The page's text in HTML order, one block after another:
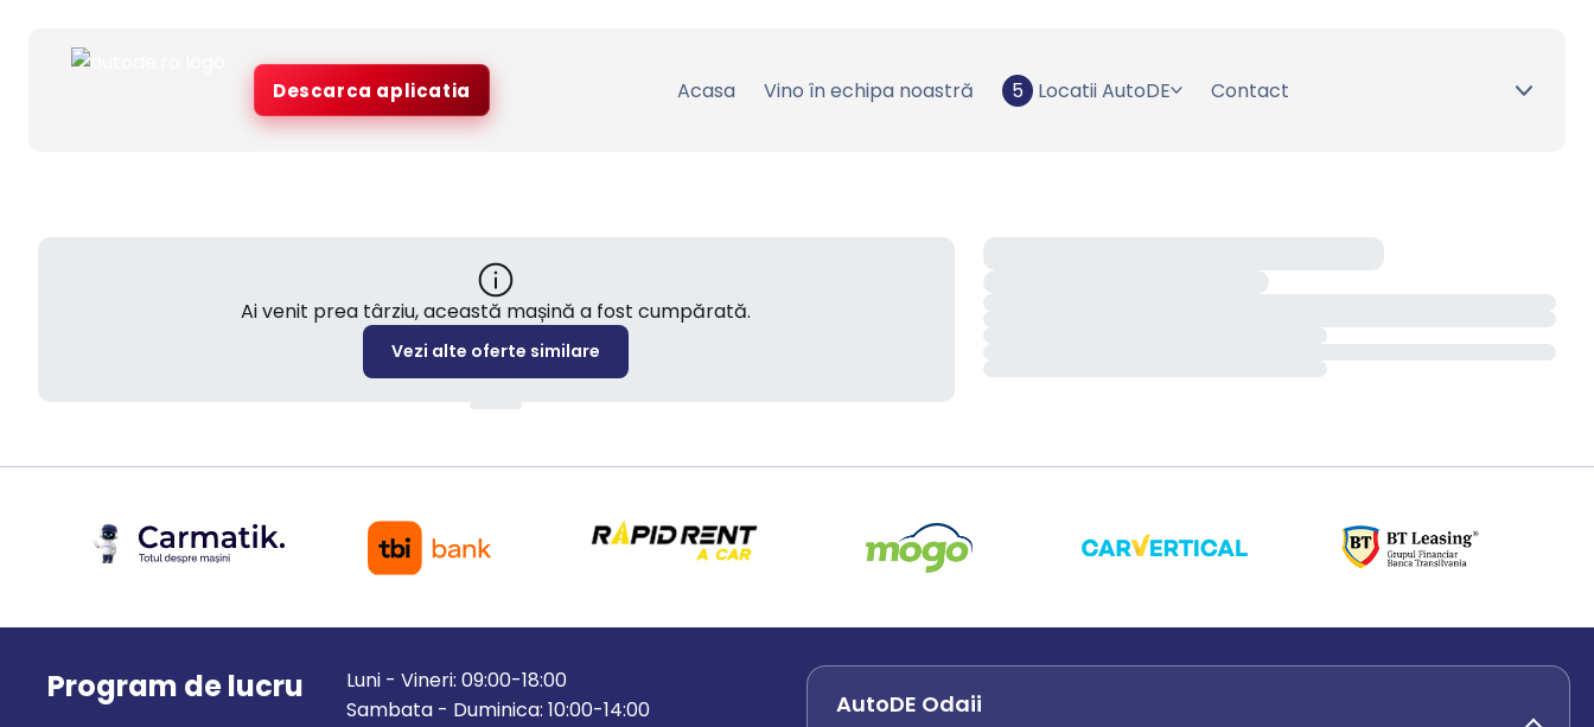
Descarca aplicatia Acasa Vino în echipa noastră 5 Locatii AutoDE Contact
Ai venit prea târziu, această mașină a fost cumpărată.
Vezi alte oferte similare
Program de lucru
Luni - Vineri: 09:00-18:00
Sambata - Duminica: 10:00-14:00
AutoDE Odaii